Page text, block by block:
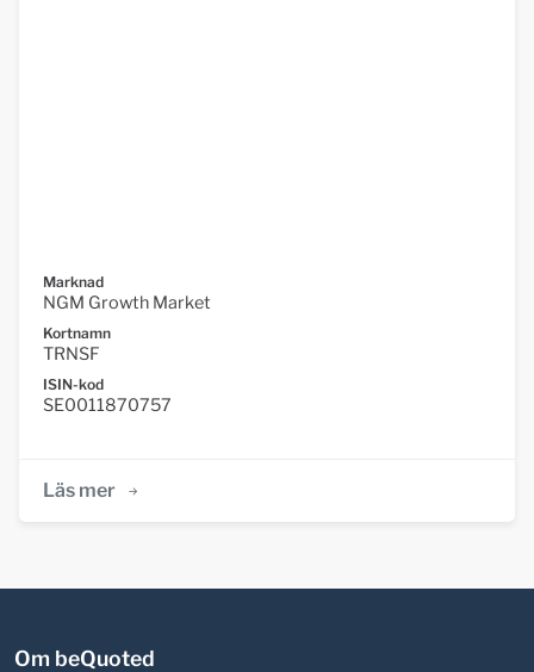
Marknad
NGM Growth Market
Kortnamn
TRNSF
ISIN-kod
SE0011870757
Läs mer
Om beQuoted